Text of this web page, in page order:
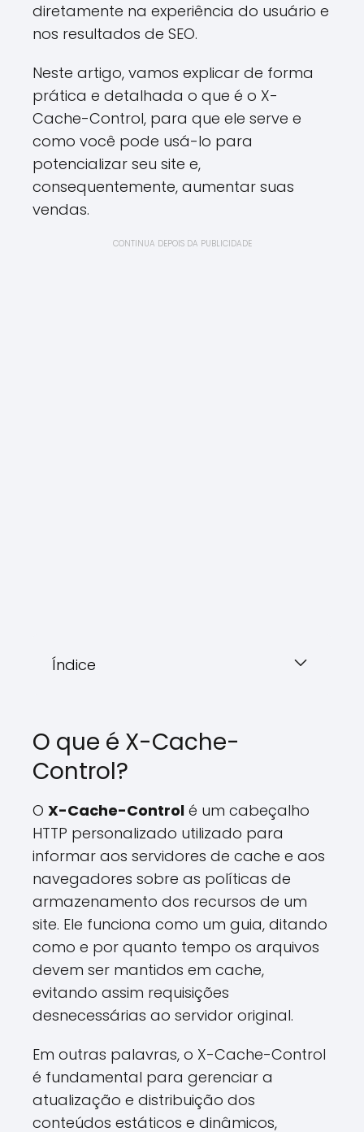
diretamente na experiência do usuário e
nos resultados de SEO.
Neste artigo, vamos explicar de forma
prática e detalhada o que é o X-
Cache-Control, para que ele serve e
como você pode usá-lo para
potencializar seu site e,
consequentemente, aumentar suas
vendas.
CONTINUA DEPOIS DA PUBLICIDADE
Índice
O que é X-Cache-
Control?
O X-Cache-Control é um cabeçalho
HTTP personalizado utilizado para
informar aos servidores de cache e aos
navegadores sobre as políticas de
armazenamento dos recursos de um
site. Ele funciona como um guia, ditando
como e por quanto tempo os arquivos
devem ser mantidos em cache,
evitando assim requisições
desnecessárias ao servidor original.
Em outras palavras, o X-Cache-Control
é fundamental para gerenciar a
atualização e distribuição dos
conteúdos estáticos e dinâmicos,